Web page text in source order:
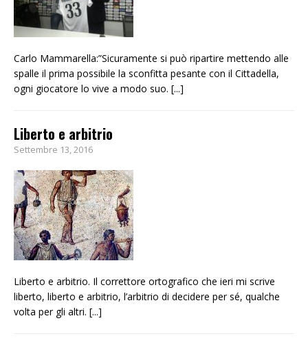
Carlo Mammarella:”Sicuramente si può ripartire mettendo alle
spalle il prima possibile la sconfitta pesante con il Cittadella,
ogni giocatore lo vive a modo suo. [...]
Liberto e arbitrio
Settembre 13, 2016
Liberto e arbitrio. Il correttore ortografico che ieri mi scrive
liberto, liberto e arbitrio, l’arbitrio di decidere per sé, qualche
volta per gli altri. [...]